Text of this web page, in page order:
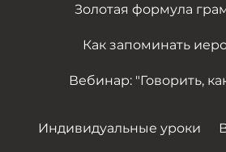
Золотая формула
Как запоминать
Вебинар: "Говорить,
Индивидуальные уроки